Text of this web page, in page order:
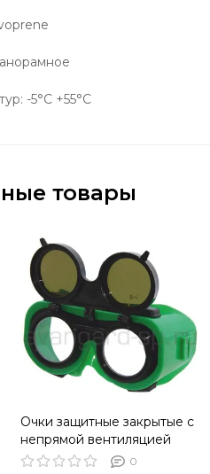
-5°C +55°C
товары
Очки защитные закрытые с
непрямой вентиляцией
ЗНД2 ADMIRAL (23232)
0